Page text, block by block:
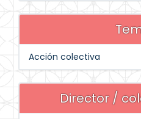
Acción colectiva
Director /